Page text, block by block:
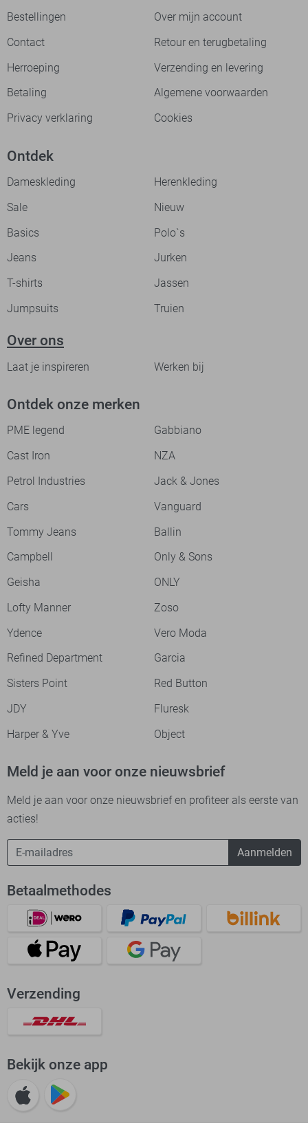
Bestellingen
Over mijn account
Contact
Retour en terugbetaling
Herroeping
Verzending en levering
Betaling
Algemene voorwaarden
Privacy verklaring
Cookies
Ontdek
Dameskleding
Herenkleding
Sale
Nieuw
Basics
Polo`s
Jeans
Jurken
T-shirts
Jassen
Jumpsuits
Truien
Over ons
Laat je inspireren Werken bij
Ontdek onze merken
PME legend
Gabbiano
Cast Iron
NZA
Petrol Industries
Jack & Jones
Cars
Vanguard
Tommy Jeans
Ballin
Campbell
Only & Sons
Geisha
ONLY
Lofty Manner
Zoso
Ydence
Vero Moda
Refined Department
Garcia
Sisters Point
Red Button
JDY
Fluresk
Harper & Yve
Object
Meld je aan voor onze nieuwsbrief
Meld je aan voor onze nieuwsbrief en profiteer als eerste van
acties!
Aanmelden
Betaalmethodes
Verzending
Bekijk onze app